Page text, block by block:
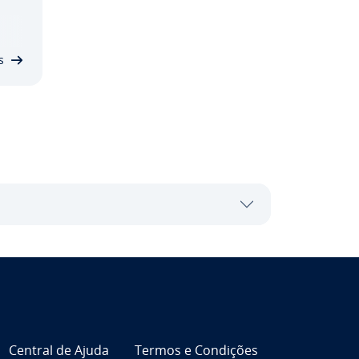
Central de Ajuda Termos e Condições